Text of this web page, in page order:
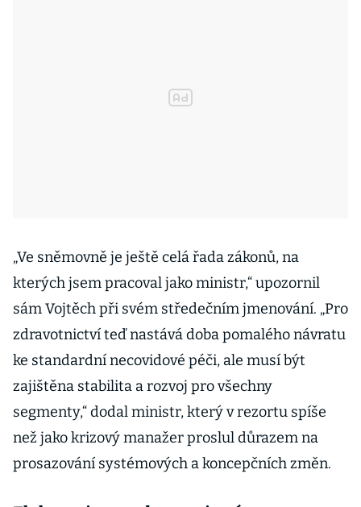
„Ve sněmovně je ještě celá řada zákonů, na
kterých jsem pracoval jako ministr,“ upozornil
sám Vojtěch při svém středečním jmenování. „Pro
zdravotnictví teď nastává doba pomalého návratu
ke standardní necovidové péči, ale musí být
zajištěna stabilita a rozvoj pro všechny
segmenty,“ dodal ministr, který v rezortu spíše
než jako krizový manažer proslul důrazem na
prosazování systémových a koncepčních změn.